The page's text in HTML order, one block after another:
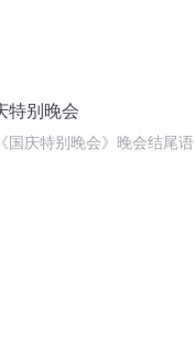
特别晚会
《国庆特别晚会》晚会结尾语